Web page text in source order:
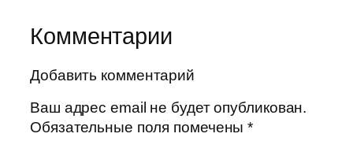
Комментарии
Добавить комментарий
Ваш адрес email не будет опубликован.
Обязательные поля помечены*